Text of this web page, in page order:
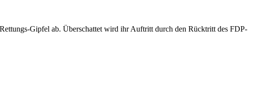
Gipfel ab. Überschattet wird ihr Auftritt durch den Rücktritt des FDP-